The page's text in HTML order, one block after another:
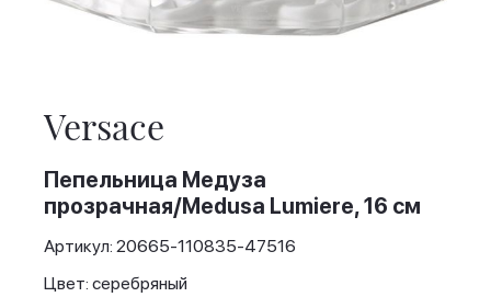
beginning
of
the
images
gallery
Versace
Пепельница Медуза
прозрачная/Medusa Lumiere, 16 см
Артикул: 20665-110835-47516
Цвет: серебряный